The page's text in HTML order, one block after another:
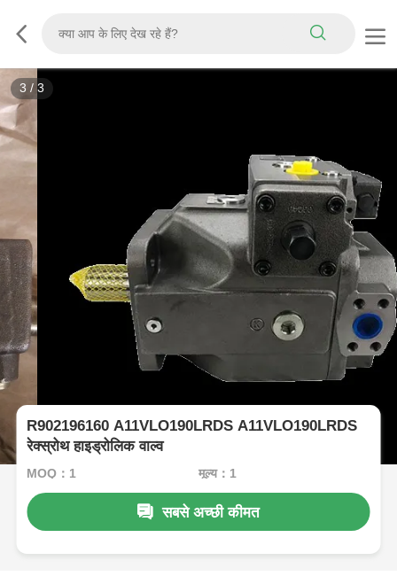
3 / 3
R902196160 A11VLO190LRDS A11VLO190LRDS
रेक्स्रोथ हाइड्रोलिक वाल्व
MOQ：1 मूल्य：1
सबसे अच्छी कीमत